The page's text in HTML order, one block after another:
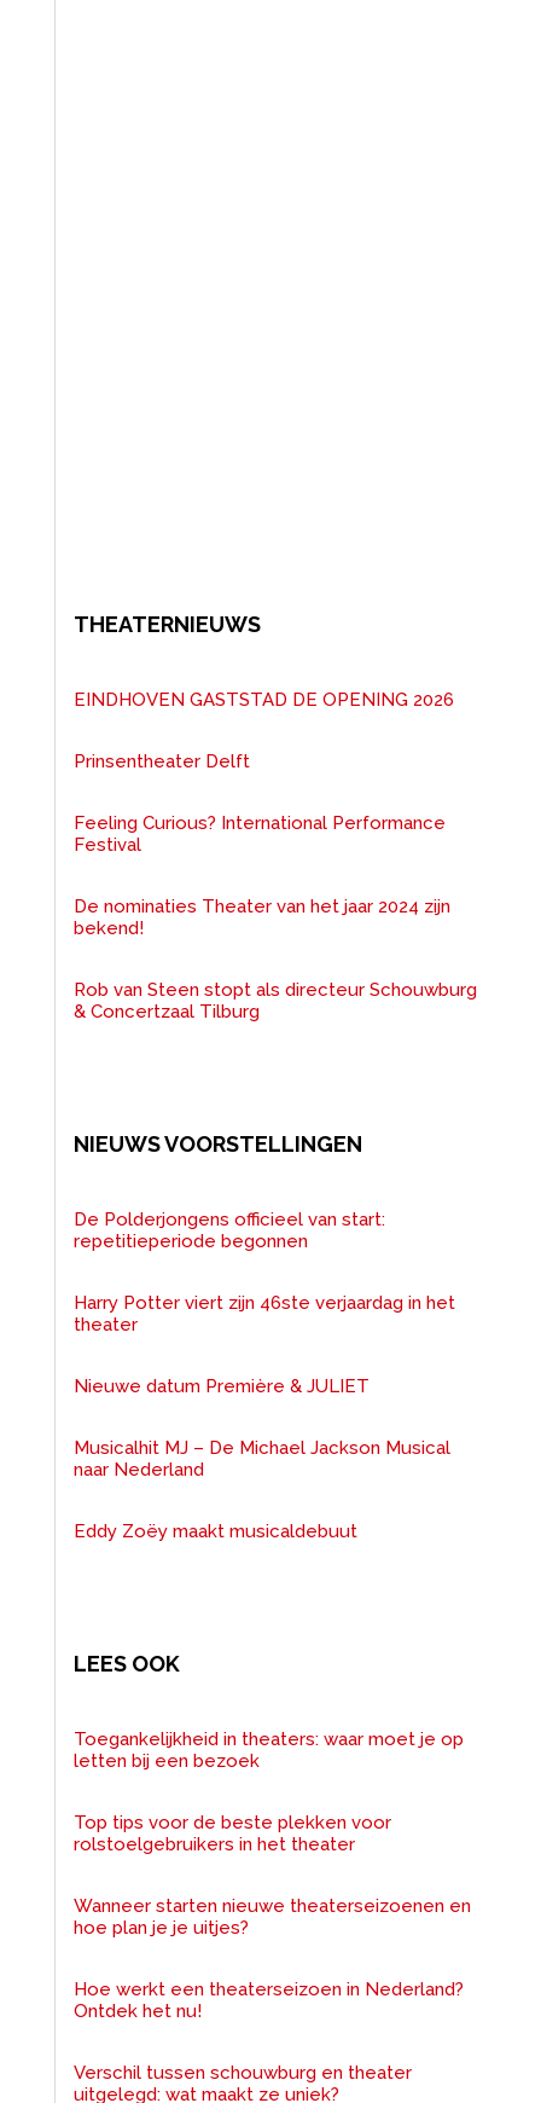
THEATERNIEUWS
EINDHOVEN GASTSTAD DE OPENING 2026
Prinsentheater Delft
Feeling Curious? International Performance
Festival
De nominaties Theater van het jaar 2024 zijn
bekend!
Rob van Steen stopt als directeur Schouwburg
& Concertzaal Tilburg
NIEUWS VOORSTELLINGEN
De Polderjongens officieel van start:
repetitieperiode begonnen
Harry Potter viert zijn 46ste verjaardag in het
theater
Nieuwe datum Première & JULIET
Musicalhit MJ – De Michael Jackson Musical
naar Nederland
Eddy Zoëy maakt musicaldebuut
LEES OOK
Toegankelijkheid in theaters: waar moet je op
letten bij een bezoek
Top tips voor de beste plekken voor
rolstoelgebruikers in het theater
Wanneer starten nieuwe theaterseizoenen en
hoe plan je je uitjes?
Hoe werkt een theaterseizoen in Nederland?
Ontdek het nu!
Verschil tussen schouwburg en theater
uitgelegd: wat maakt ze uniek?